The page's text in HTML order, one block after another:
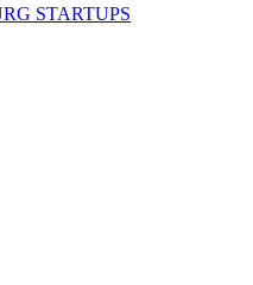
STARTUPS